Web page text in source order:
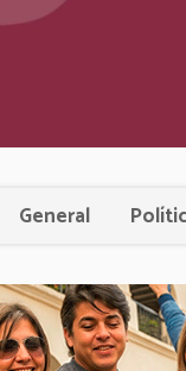
General